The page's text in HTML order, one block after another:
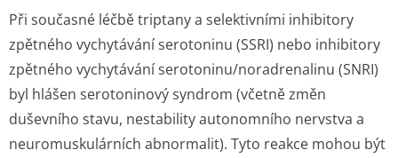
Při současné léčbě triptany a selektivními inhibitory
zpětného vychytávání serotoninu (SSRI) nebo inhibitory
zpětného vychytávání serotoninu/no­radrenalinu (SNRI)
byl hlášen serotoninový syndrom (včetně změn
duševního stavu, nestability autonomního nervstva a
neuromuskulárních abnormalit). Tyto reakce mohou být